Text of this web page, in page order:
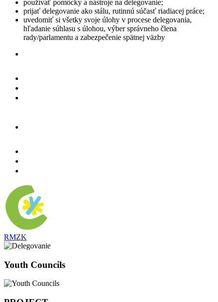
používať pomôcky a nástroje na delegovanie;
prijať delegovanie ako stálu, rutinnú súčasť riadiacej práce;
uvedomiť si všetky svoje úlohy v procese delegovania,
hľadanie súhlasu s úlohou, výber správneho člena
rady/parlamentu a zabezpečenie spätnej väzby
RMZK
Youth Councils